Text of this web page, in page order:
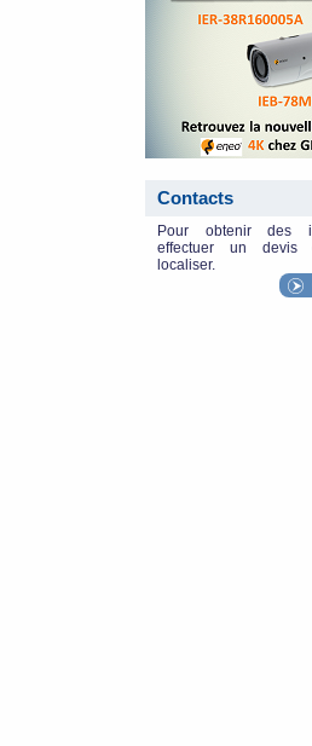
Contacts
Pour obtenir des
effectuer un devis
localiser.